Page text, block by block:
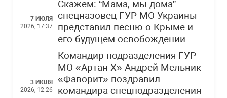
7 ИЮЛЯ
2026, 17:37
Скажем: “Мама, мы дома”
спецназовец ГУР МО Украины
представил песню о Крыме и
его будущем освобождении
3 ИЮЛЯ
2026, 12:26
Командир подразделения ГУР
МО «Артан Х» Андрей Мельник
«Фаворит» поздравил
командира спецподразделения